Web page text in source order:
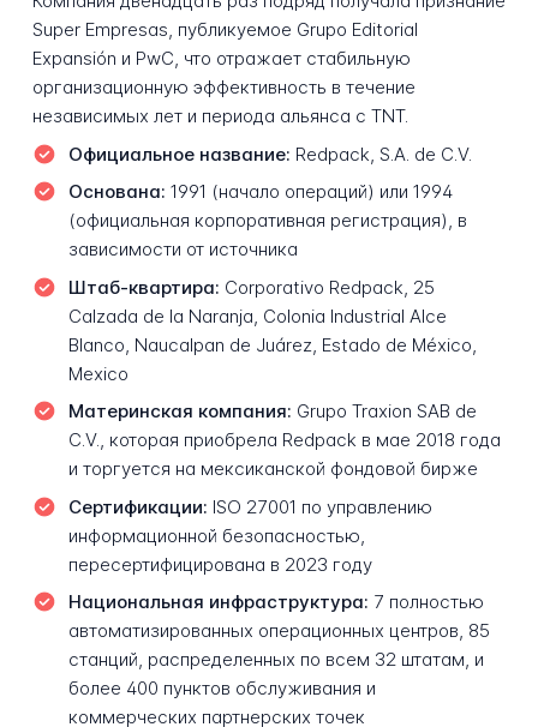
Super Empresas, публикуемое Grupo Editorial
Expansión и PwC, что отражает стабильную
организационную эффективность в течение
независимых лет и периода альянса с TNT.
Официальное название: Redpack, S.A. de C.V.
Основана: 1991 (начало операций) или 1994
(официальная корпоративная регистрация), в
зависимости от источника
Штаб-квартира: Corporativo Redpack, 25
Calzada de la Naranja, Colonia Industrial Alce
Blanco, Naucalpan de Juárez, Estado de México,
Mexico
Материнская компания: Grupo Traxion SAB de
C.V., которая приобрела Redpack в мае 2018 года
и торгуется на мексиканской фондовой бирже
Сертификации: ISO 27001 по управлению
информационной безопасностью,
пересертифицирована в 2023 году
Национальная инфраструктура: 7 полностью
автоматизированных операционных центров, 85
станций, распределенных по всем 32 штатам, и
более 400 пунктов обслуживания и
коммерческих партнерских точек